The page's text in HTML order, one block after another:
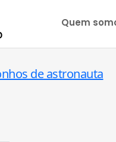
Quem
de astronauta